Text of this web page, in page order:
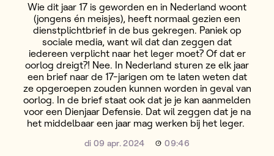
Wie dit jaar 17 is geworden en in Nederland woont
(jongens én meisjes), heeft normaal gezien een
dienstplichtbrief in de bus gekregen. Paniek op
sociale media, want wil dat dan zeggen dat
iedereen verplicht naar het leger moet? Of dat er
oorlog dreigt?! Nee. In Nederland sturen ze elk jaar
een brief naar de 17-jarigen om te laten weten dat
ze opgeroepen zouden kunnen worden in geval van
oorlog. In de brief staat ook dat je je kan aanmelden
voor een Dienjaar Defensie. Dat wil zeggen dat je na
het middelbaar een jaar mag werken bij het leger.
di 09 apr. 2024 09:46